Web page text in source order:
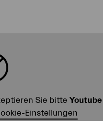
Sie bitte Youtube
Einstellungen